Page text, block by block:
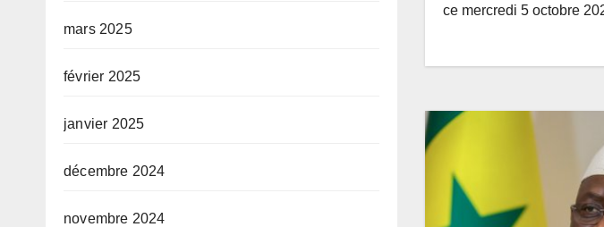
mars 2025
février 2025
janvier 2025
décembre 2024
novembre 2024
ce mercredi 5 octobre